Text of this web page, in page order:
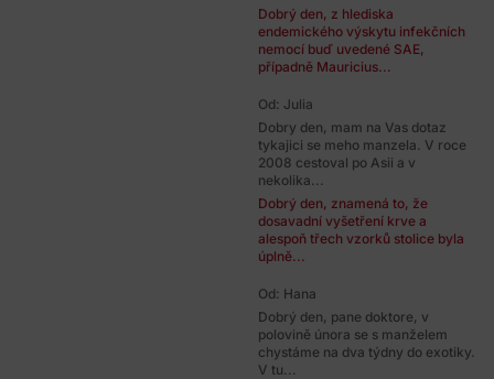
Dobrý den, z hlediska
endemického výskytu infekčních
nemocí buď uvedené SAE,
případně Mauricius...
Od: Julia
Dobry den, mam na Vas dotaz
tykajici se meho manzela. V roce
2008 cestoval po Asii a v
nekolika...
Dobrý den, znamená to, že
dosavadní vyšetření krve a
alespoň třech vzorků stolice byla
úplně...
Od: Hana
Dobrý den, pane doktore, v
polovině února se s manželem
chystáme na dva týdny do exotiky.
V tu...